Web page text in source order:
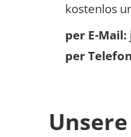
kostenlos
per E-Mail:
per